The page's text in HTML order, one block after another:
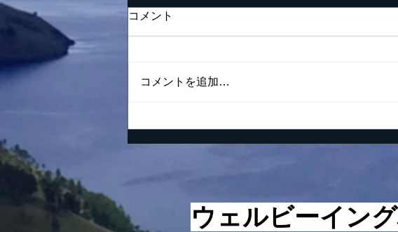
努力の仕方が間違っている
す。夢というまだ実現されてい
ません。 ただの現状維持でも
ないけれど、寝ている間に見る
起業
う訳
おく
話を
基本
コメント
コメントを追加…
ウェルビーイン